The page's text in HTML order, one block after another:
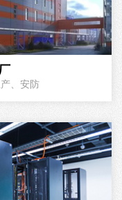
、安防